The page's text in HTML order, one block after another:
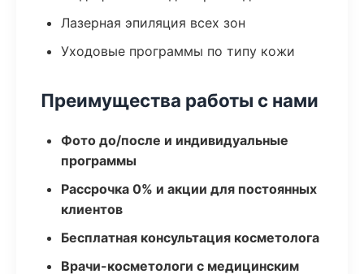
Лазерная эпиляция всех зон
Уходовые программы по типу кожи
Преимущества работы с нами
Фото до/после и индивидуальные
программы
Рассрочка 0% и акции для постоянных
клиентов
Бесплатная консультация косметолога
Врачи-косметологи с медицинским